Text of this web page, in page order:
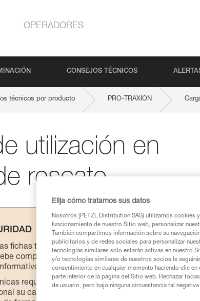
OPERADORES
CONSEJOS TÉCNICOS
técnicos por producto PRO-TRAXION
utilización en
rescate
fichas técnicas de los productos utilizados en este
comprender la información de la ficha técnica
requiere una formación y un entrenamiento
su capacidad para ejecutar estas técnicas, solo y
Elija cómo tratamos sus datos
Nosotros [PETZL Distribution SAS) utilizamos
funcionamiento de nuestro Sitio web, personalizar
También compartimos información sobre su
publicitarios y de redes sociales para personalizar
tecnologías similares solo estarán activas en nuestro
y/o tecnologías similares de nuestros socios le
consentimiento en cualquier momento haciendo clic
parte inferior de la página del Sitio web. Rechazar
de usuario, pero bajo ninguna circunstancia tal